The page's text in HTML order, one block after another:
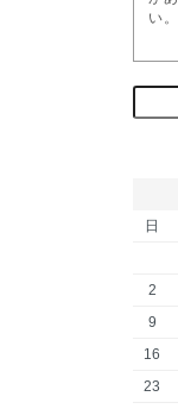
い。
日
2
9
16
23